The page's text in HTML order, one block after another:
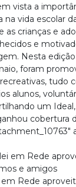
vista a
vida escolar
as crianças e
e
Nesta
foram
tudo
alunos,
um
cobertura
Rede